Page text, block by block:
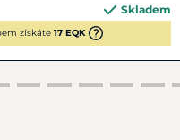
Skladem
získáte 17 EQK